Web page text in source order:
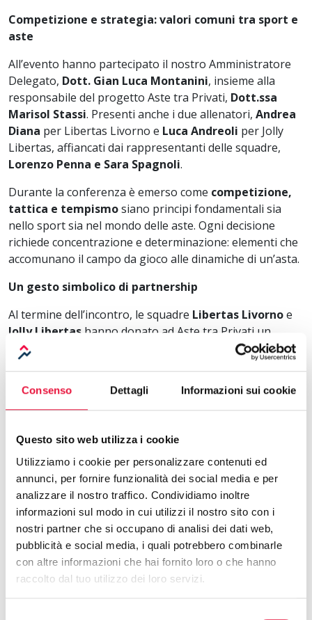
Consenso Dettagli Informazioni sui cookie
Questo sito web utilizza i cookie
Utilizziamo i cookie per personalizzare contenuti ed
annunci, per fornire funzionalità dei social media e per
analizzare il nostro traffico. Condividiamo inoltre
informazioni sul modo in cui utilizzi il nostro sito con i
nostri partner che si occupano di analisi dei dati web,
pubblicità e social media, i quali potrebbero combinarle
con altre informazioni che hai fornito loro o che hanno
raccolto dal tuo utilizzo dei loro servizi.
Competizione e strategia: valori comuni tra sport e
aste
All’evento hanno partecipato il nostro Amministratore
Delegato, Dott. Gian Luca Montanini, insieme alla
responsabile del progetto Aste tra Privati, Dott.ssa
Marisol Stassi. Presenti anche i due allenatori, Andrea
Diana per Libertas Livorno e Luca Andreoli per Jolly
Libertas, affiancati dai rappresentanti delle squadre,
Lorenzo Penna e Sara Spagnoli.
Durante la conferenza è emerso come competizione,
tattica e tempismosiano principi fondamentali sia
nello sport sia nel mondo delle aste. Ogni decisione
richiede concentrazione e determinazione: elementi che
accomunano il campo da gioco alle dinamiche di un’asta.
Un gesto simbolico di partnership
Al termine dell’incontro, le squadre Libertas Livornoe
Jolly Libertas hanno donato ad Aste tra Privati un
pallone da basket, simbolo tangibile della
collaborazione e della passione condivisa per la
Un gesto che conferma il ruolo di Aste tra Privati come
imprenditoriali.
Un legame che guarda al futuro
Attraverso questa partnership, Aste tra Privati
rafforzare il legame tra sport e mondo delle aste,
creando nuove opportunità divisibilità,interazione e
networking per clienti, partner e appassionati.
La conferenza stampa del 13 febbraio conferma così